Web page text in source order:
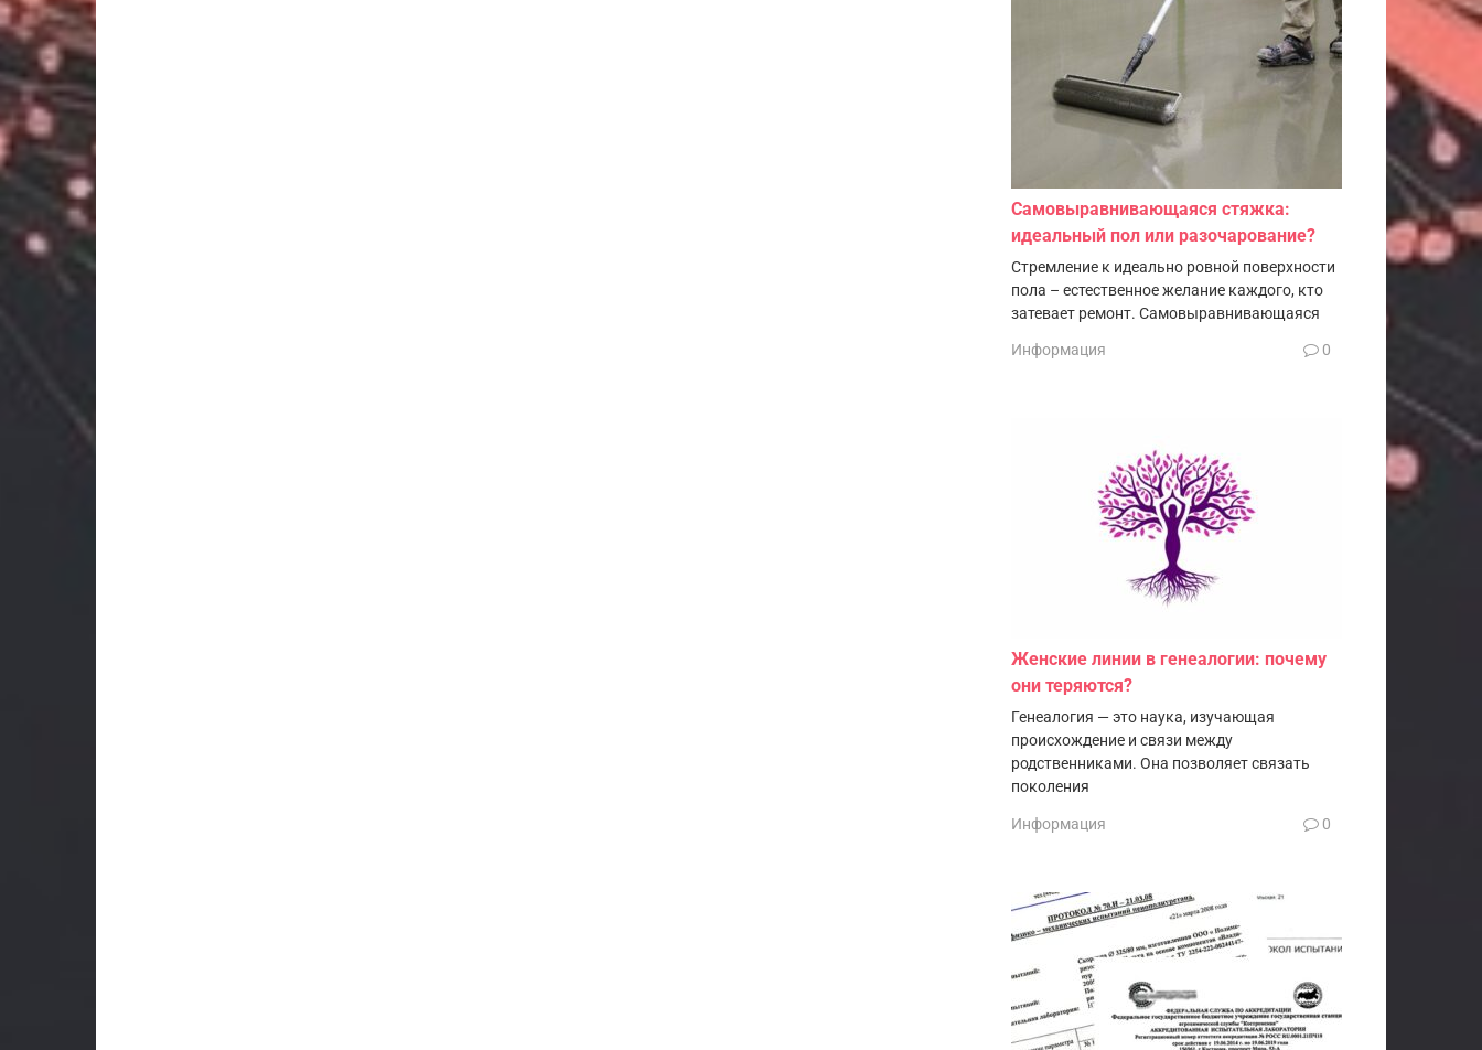
Самовыравнивающаяся стяжка:
идеальный пол или разочарование?
Стремление к идеально ровной поверхности
пола – естественное желание каждого, кто
затевает ремонт. Самовыравнивающаяся
Информация 0
Женские линии в генеалогии: почему
они теряются?
Генеалогия — это наука, изучающая
происхождение и связи между
родственниками. Она позволяет связать
поколения
Информация 0